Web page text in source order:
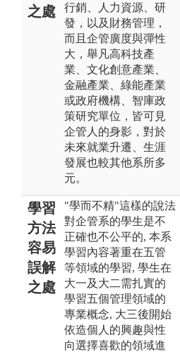
之處
行銷、人力資源、研
發，以及財務管理，
而且企管廣度與彈性
大，舉凡高科技產
業、文化創意產業、
金融產業、綠能產業
或政府機構、智庫政
策研究單位，皆可見
企管人的身影，對於
未來就業升遷、生涯
發展也較其他系所多
元。
學習
方法
容易
誤解
之處
"學而不精"這樣的說法
對企管系的學生是不
正確也不公平的, 本系
學習內容著重在五管
等領域的學習, 學生在
大一及大二需扎實的
學習五個管理領域的
專業概念, 大三後開始
依造個人的興趣與性
向選擇喜歡的領域進